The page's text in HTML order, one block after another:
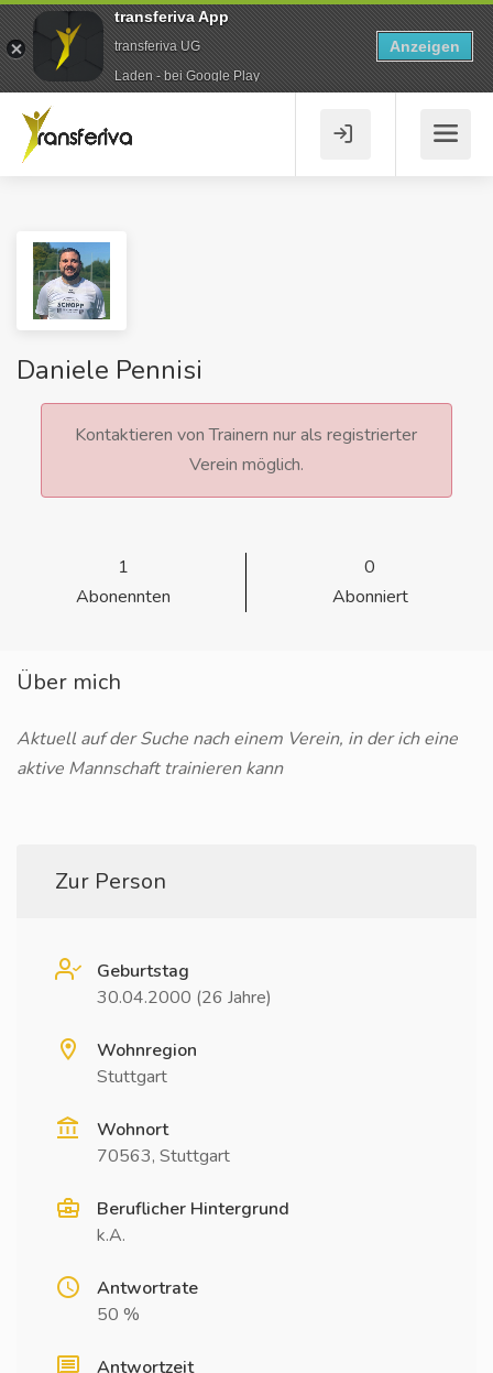
Daniele Pennisi
Kontaktieren von Trainern nur als registrierter
Verein möglich.
1
Abonennten
0
Abonniert
Über mich
Aktuell auf der Suche nach einem Verein, in der ich eine
aktive Mannschaft trainieren kann
Zur Person
Geburtstag
30.04.2000 (26 Jahre)
Wohnregion
Stuttgart
Wohnort
70563, Stuttgart
Beruflicher Hintergrund
k.A.
Antwortrate
50 %
Antwortzeit
transferiva App
transferiva UG
Laden - bei Google Play
Anzeigen